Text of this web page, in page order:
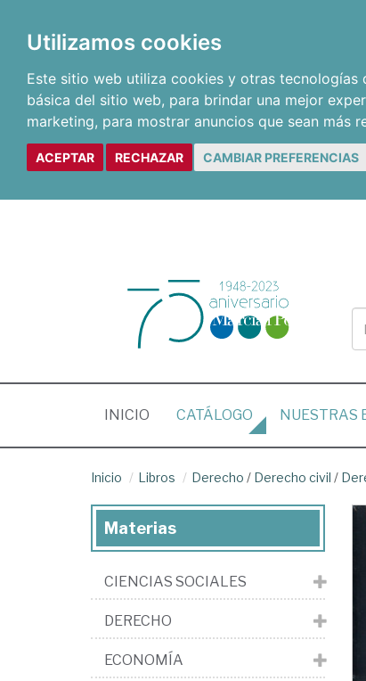
Utilizamos cookies
Este sitio web utiliza cookies y otras tecnologías
básica del sitio web, para brindar una mejor
marketing, para mostrar anuncios que sean más
ACEPTAR RECHAZAR CAMBIAR PREFERENCIAS
INICIO (CURRENT)
CATÁLOGO NUESTRAS
Inicio Libros Derecho / Derecho civil /
Materias
CIENCIAS SOCIALES
DERECHO
ECONOMÍA